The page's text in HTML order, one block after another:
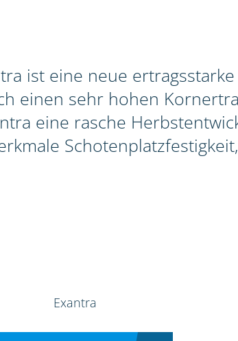
ist eine neue
einen sehr hohen
eine rasche